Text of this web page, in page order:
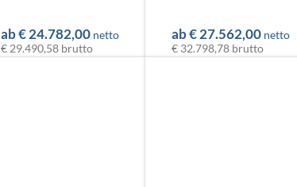
ab€24.782,00 netto
€ 29.490,58 brutto
ab€27.562,00 netto
€ 32.798,78 brutto